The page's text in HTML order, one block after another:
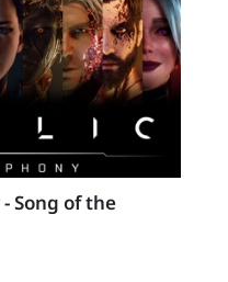
Song of the